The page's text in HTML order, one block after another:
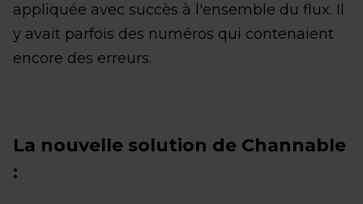
appliquée avec succès à l'ensemble du flux. Il
y avait parfois des numéros qui contenaient
encore des erreurs.
La nouvelle solution de Channable
: